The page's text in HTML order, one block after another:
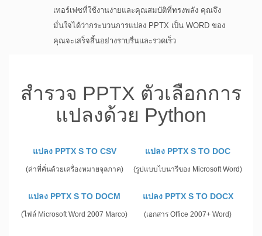
เทอร์เฟซที่ใช้งานง่ายและคุณสมบัติที่ทรงพลัง คุณจึง
มั่นใจได้ว่ากระบวนการแปลง PPTX เป็น WORD ของ
คุณจะเสร็จสิ้นอย่างราบรื่นและรวดเร็ว
สำรวจ PPTX ตัวเลือกการ
แปลงด้วย Python
แปลง PPTX S TO CSV
(ค่าที่คั่นด้วยเครื่องหมายจุลภาค)
แปลง PPTX S TO DOC
(รูปแบบไบนารีของ Microsoft Word)
แปลง PPTX S TO DOCM
(ไฟล์ Microsoft Word 2007 Marco)
แปลง PPTX S TO DOCX
(เอกสาร Office 2007+ Word)